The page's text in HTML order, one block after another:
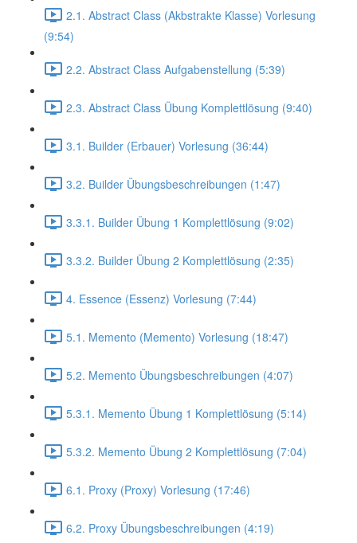
2.1. Abstract Class (Akbstrakte Klasse) Vorlesung
(9:54)
2.2. Abstract Class Aufgabenstellung (5:39)
2.3. Abstract Class Übung Komplettlösung (9:40)
3.1. Builder (Erbauer) Vorlesung (36:44)
3.2. Builder Übungsbeschreibungen (1:47)
3.3.1. Builder Übung 1 Komplettlösung (9:02)
3.3.2. Builder Übung 2 Komplettlösung (2:35)
4. Essence (Essenz) Vorlesung (7:44)
5.1. Memento (Memento) Vorlesung (18:47)
5.2. Memento Übungsbeschreibungen (4:07)
5.3.1. Memento Übung 1 Komplettlösung (5:14)
5.3.2. Memento Übung 2 Komplettlösung (7:04)
6.1. Proxy (Proxy) Vorlesung (17:46)
6.2. Proxy Übungsbeschreibungen (4:19)